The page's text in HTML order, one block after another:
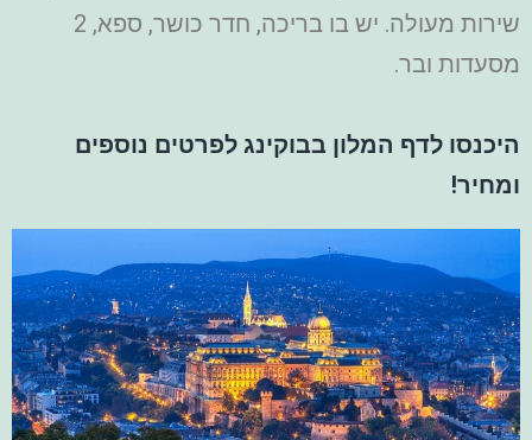
שירות מעולה. יש בו בריכה, חדר כושר, ספא, 2
מסעדות ובר.
היכנסו לדף המלון בבוקינג לפרטים נוספים
ומחיר!